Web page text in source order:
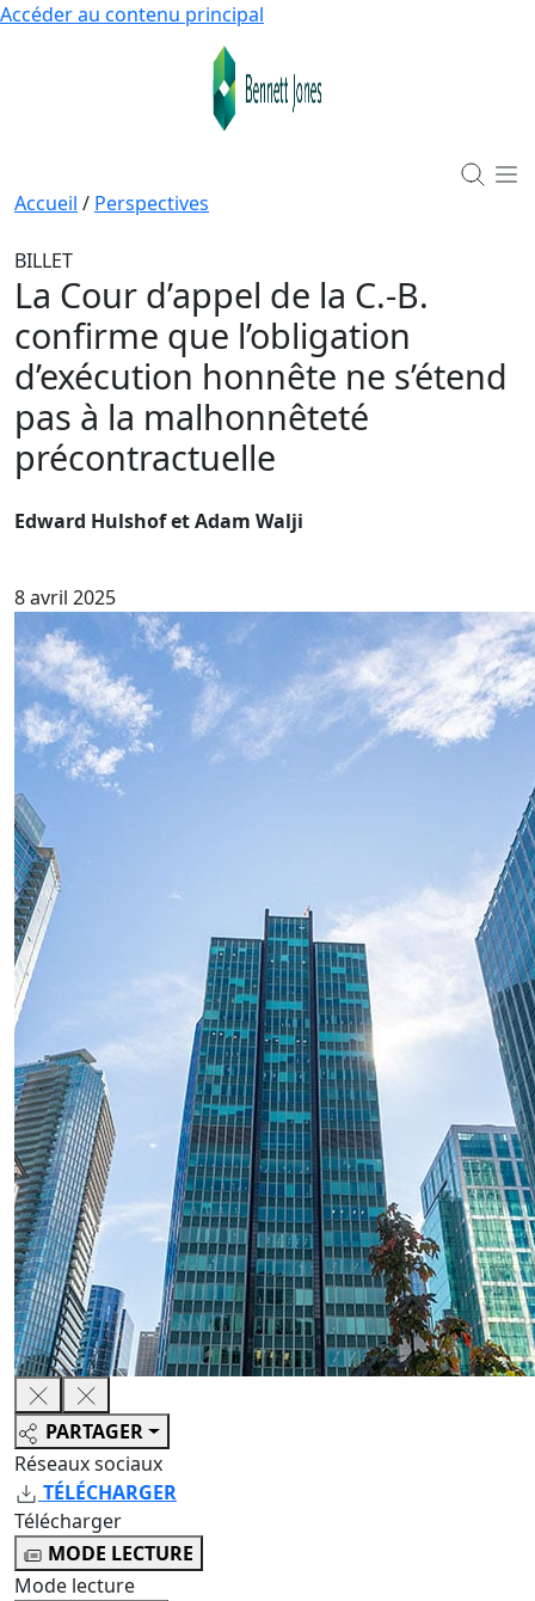
Accéder au contenu principal
Accueil / Perspectives
BILLET
La Cour d’appel de la C.-B.
confirme que l’obligation
d’exécution honnête ne s’étend
pas à la malhonnêteté
précontractuelle
Edward Hulshof et Adam Walji
8 avril 2025
PARTAGER
Réseaux sociaux
TÉLÉCHARGER
Télécharger
MODE LECTURE
Mode lecture